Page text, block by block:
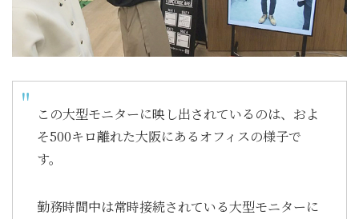
この大型モニターに映し出されているのは、およ
そ500キロ離れた大阪にあるオフィスの様子で
す。
勤務時間中は常時接続されている大型モニターに